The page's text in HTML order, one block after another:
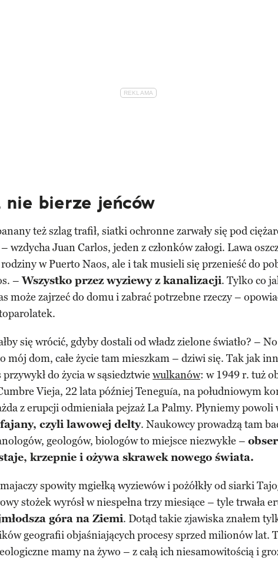
nie bierze jeńców
też szlag trafił, siatki ochronne zarwały się pod
wzdycha Juan Carlos, jeden z członków załogi. Lawa
w Puerto Naos, ale i tak musieli się przenieść do
–Wszystko przez wyziewy z kanalizacji. Tylko co
może zajrzeć do domu i zabrać potrzebne rzeczy –
się wrócić, gdyby dostali od władz zielone światło? –
mój dom, całe życie tam mieszkam – dziwi się. Tak jak
przywykł do życia w sąsiedztwie wulkanów: w 1949 r. tuż
Vieja, 22 lata później Teneguía, na południowym
z erupcji odmieniała pejzaż La Palmy. Płyniemy powoli
fajany, czyli lawowej delty. Naukowcy prowadzą tam
geologów, biologów to miejsce niezwykłe –
krzepnie i ożywa skrawek nowego świata.
spowity mgiełką wyziewów i pożółkły od siarki
stożek wyrósł w niespełna trzy miesiące – tyle trwała
góra na Ziemi. Dotąd takie zjawiska znałem
geografii objaśniających procesy sprzed milionów lat.
mamy na żywo – z całą ich niesamowitością i